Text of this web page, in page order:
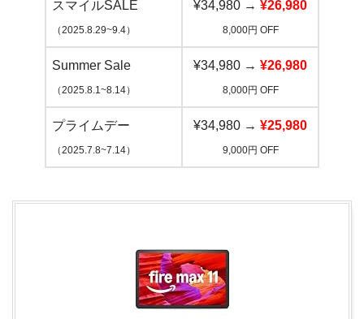
スマイルSALE
（2025.8.29~9.4）
¥34,980 → ¥26,980
8,000円 OFF
Summer Sale
（2025.8.1~8.14）
¥34,980 → ¥26,980
8,000円 OFF
プライムデー
（2025.7.8~7.14）
¥34,980 → ¥25,980
9,000円 OFF